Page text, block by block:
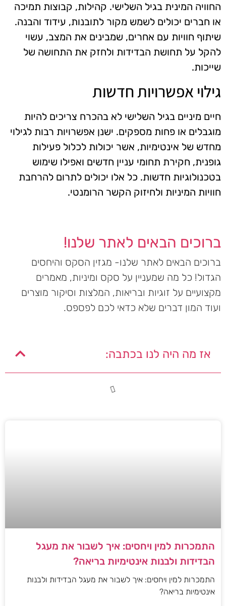
החוויה המינית בגיל השלישי. קהילות, קבוצות תמיכה
או חברים יכולים לשמש מקור לתובנות, עידוד והבנה.
שיתוף חוויות עם אחרים, שמבינים את המצב, עשוי
להקל על תחושת הבדידות ולחזק את התחושה של
שייכות.
גילוי אפשרויות חדשות
חיים מיניים בגיל השלישי לא בהכרח צריכים להיות
מוגבלים או פחות מספקים. ישנן אפשרויות רבות לגילוי
מחדש של אינטימיות, אשר יכולות לכלול פעילות
גופנית, חקירת תחומי עניין חדשים ואפילו שימוש
בטכנולוגיות חדשות. כל אלו יכולים לתרום להרחבת
חוויות המיניות ולחיזוק הקשר הרומנטי.
ברוכים הבאים לאתר שלנו!
ברוכים הבאים לאתר שלנו- מגזין הסקס והיחסים
הגדול! כל מה שמעניין על סקס ומיניות, מאמרים
מקצועיים על זוגיות ובריאות, המלצות וסיקור מוצרים
ועוד המון דברים שלא כדאי לכם לפספס.
אז מה היה לנו בכתבה:
התמכרות למין ויחסים: איך לשבור את מעגל
הבדידות ולבנות אינטימיות בריאה?
התמכרות למין ויחסים: איך לשבור את מעגל הבדידות ולבנות
אינטימיות בריאה?